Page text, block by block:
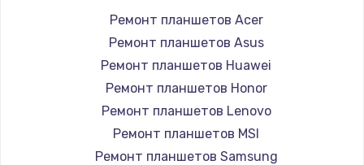
Ремонт планшетов Acer
Ремонт планшетов Asus
Ремонт планшетов Huawei
Ремонт планшетов Honor
Ремонт планшетов Lenovo
Ремонт планшетов MSI
Ремонт планшетов Samsung